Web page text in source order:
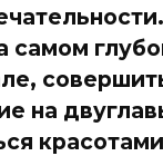
самом
на